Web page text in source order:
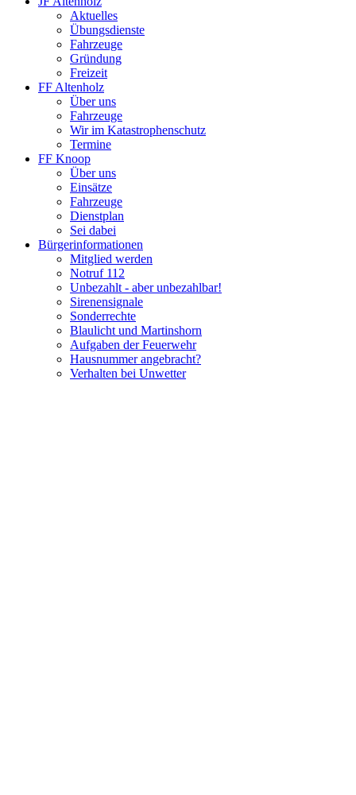
Aktuelles
Übungsdienste
Fahrzeuge
Gründung
Freizeit
FF Altenholz
Über uns
Fahrzeuge
Wir im Katastrophenschutz
Termine
FF Knoop
Über uns
Einsätze
Fahrzeuge
Dienstplan
Sei dabei
Bürgerinformationen
Mitglied werden
Notruf 112
Unbezahlt - aber unbezahlbar!
Sirenensignale
Sonderrechte
Blaulicht und Martinshorn
Aufgaben der Feuerwehr
Hausnummer angebracht?
Verhalten bei Unwetter